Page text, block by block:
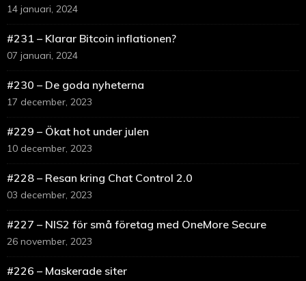
14 januari, 2024
#231 – Klarar Bitcoin inflationen?
07 januari, 2024
#230 – De goda nyheterna
17 december, 2023
#229 – Ökat hot under julen
10 december, 2023
#228 – Resan kring Chat Control 2.0
03 december, 2023
#227 – NIS2 för små företag med OneMore Secure
26 november, 2023
#226 – Maskerade siter